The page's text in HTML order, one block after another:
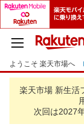
ようこそ 楽天市場へ
楽天市場 新生活
次回は2027